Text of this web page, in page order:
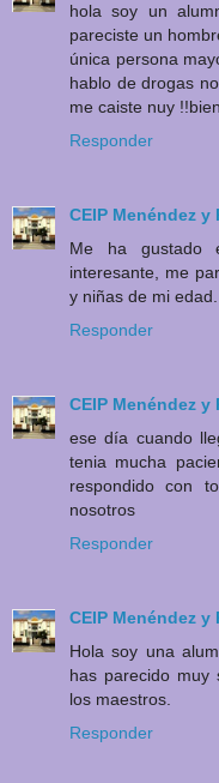
hola soy un
pareciste un
única persona
hablo de drogas
me caiste nuy
Responder
CEIP Menéndez y
Me ha gustado
interesante, me
y niñas de mi edad.
Responder
CEIP Menéndez y
ese día cuando
tenia mucha
respondido con
nosotros
Responder
CEIP Menéndez y
Hola soy una
has parecido muy
los maestros.
Responder